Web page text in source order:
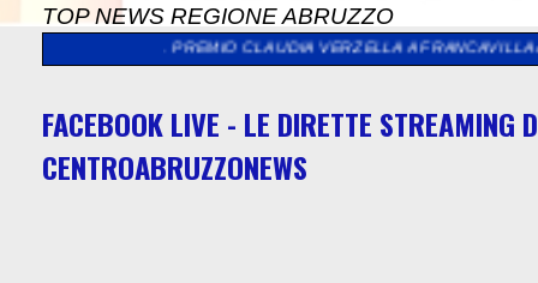
TOP NEWS REGIONE ABRUZZO
PREMIO CLAUDIA VERZELLA A FRANCAVILLA AL MARE >>
FACEBOOK LIVE - LE DIRETTE STREAMING
CENTROABRUZZONEWS